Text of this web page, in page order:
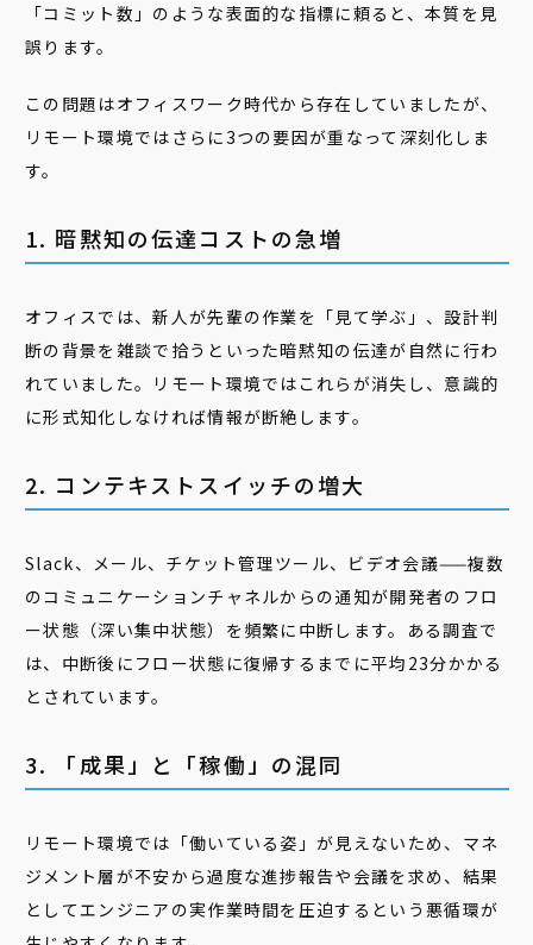
「コミット数」のような表面的な指標に頼ると、本質を見
誤ります。
この問題はオフィスワーク時代から存在していましたが、
リモート環境ではさらに3つの要因が重なって深刻化しま
す。
1. 暗黙知の伝達コストの急増
オフィスでは、新人が先輩の作業を「見て学ぶ」、設計判
断の背景を雑談で拾うといった暗黙知の伝達が自然に行わ
れていました。リモート環境ではこれらが消失し、意識的
に形式知化しなければ情報が断絶します。
2. コンテキストスイッチの増大
Slack、メール、チケット管理ツール、ビデオ会議——複数
のコミュニケーションチャネルからの通知が開発者のフロ
ー状態（深い集中状態）を頻繁に中断します。ある調査で
は、中断後にフロー状態に復帰するまでに平均23分かかる
とされています。
3. 「成果」と「稼働」の混同
リモート環境では「働いている姿」が見えないため、マネ
ジメント層が不安から過度な進捗報告や会議を求め、結果
としてエンジニアの実作業時間を圧迫するという悪循環が